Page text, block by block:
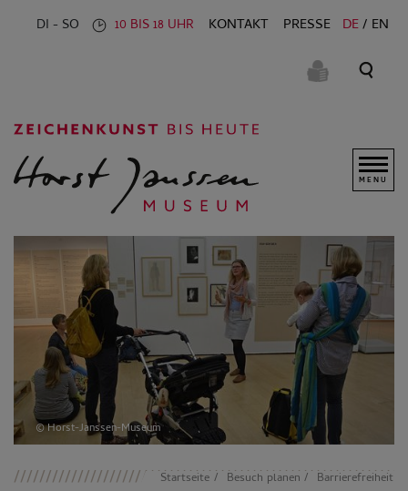
DI - SO 10 BIS 18 UHR KONTAKT PRESSE DE EN
MENU
© Horst-Janssen-Museum
Startseite Besuch planen Barrierefreiheit